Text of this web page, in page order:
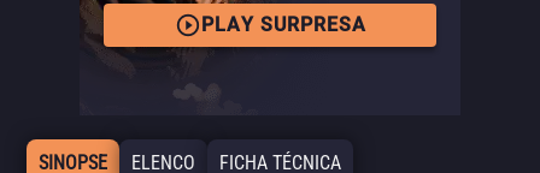
PLAY SURPRESA
SINOPSE ELENCO FICHA TÉCNICA